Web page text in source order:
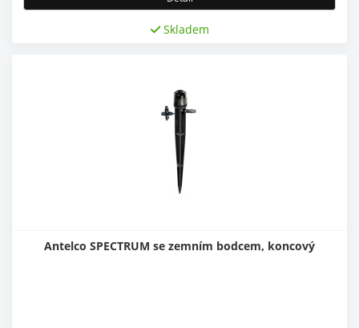
Skladem
Antelco SPECTRUM se zemním bodcem, koncový